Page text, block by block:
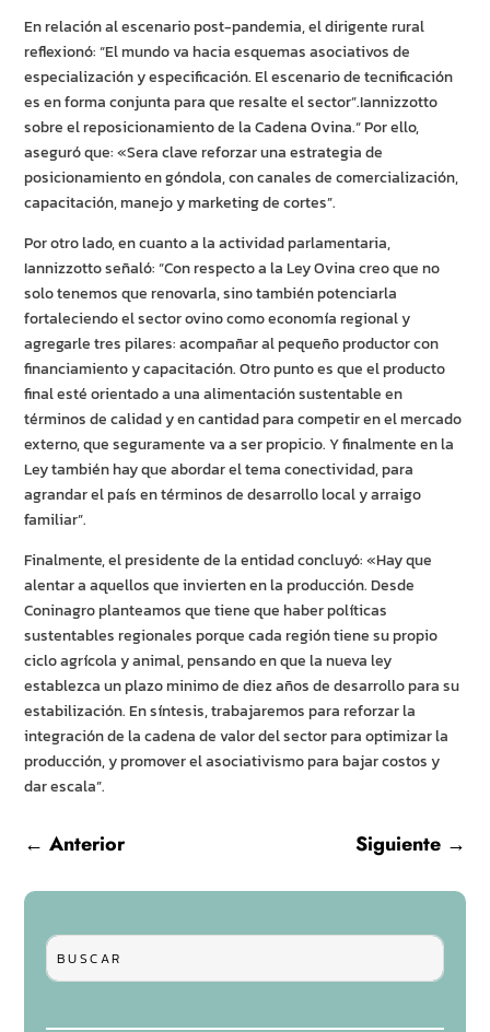
En relación al escenario post-pandemia, el dirigente rural
reflexionó: “El mundo va hacia esquemas asociativos de
especialización y especificación. El escenario de tecnificación
es en forma conjunta para que resalte el sector”.Iannizzotto
sobre el reposicionamiento de la Cadena Ovina.“ Por ello,
aseguró que: «Sera clave reforzar una estrategia de
posicionamiento en góndola, con canales de comercialización,
capacitación, manejo y marketing de cortes”.
Por otro lado, en cuanto a la actividad parlamentaria,
Iannizzotto señaló: “Con respecto a la Ley Ovina creo que no
solo tenemos que renovarla, sino también potenciarla
fortaleciendo el sector ovino como economía regional y
agregarle tres pilares: acompañar al pequeño productor con
financiamiento y capacitación. Otro punto es que el producto
final esté orientado a una alimentación sustentable en
términos de calidad y en cantidad para competir en el mercado
externo, que seguramente va a ser propicio. Y finalmente en la
Ley también hay que abordar el tema conectividad, para
agrandar el país en términos de desarrollo local y arraigo
familiar”.
Finalmente, el presidente de la entidad concluyó: «Hay que
alentar a aquellos que invierten en la producción. Desde
Coninagro planteamos que tiene que haber políticas
sustentables regionales porque cada región tiene su propio
ciclo agrícola y animal, pensando en que la nueva ley
establezca un plazo minimo de diez años de desarrollo para su
estabilización. En síntesis, trabajaremos para reforzar la
integración de la cadena de valor del sector para optimizar la
producción, y promover el asociativismo para bajar costos y
dar escala”.
←Anterior Siguiente→